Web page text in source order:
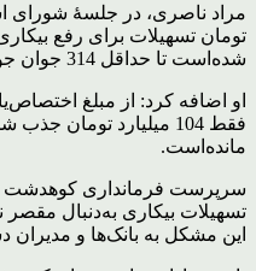
تومان تسهیلات برای رفع
شده‌است تا حداقل 314 جوان جویای کار صاحب شغل شوند.
او اضافه کرد: از مبلغ
مانده‌است.
سرپرست فرمانداری کوهدشت
تسهیلات بیکاری به‌دنبال مقصر
این مشکل به بانک‌ها و مدیران